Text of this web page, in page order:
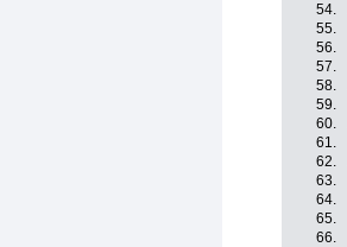
54.
55.
56.
57.
58.
59.
60.
61.
62.
63.
64.
65.
66.